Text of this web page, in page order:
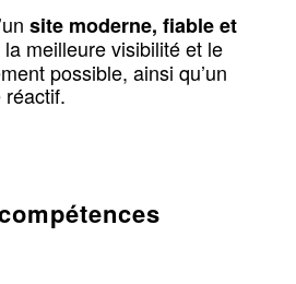
site moderne, fiable et
meilleure visibilité et le
possible, ainsi qu’un